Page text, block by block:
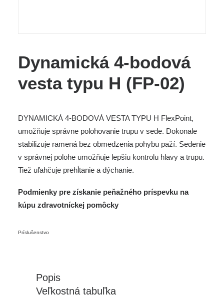
Dynamická 4-bodová
vesta typu H (FP-02)
DYNAMICKÁ 4-BODOVÁ VESTA TYPU H FlexPoint,
umožňuje správne polohovanie trupu v sede. Dokonale
stabilizuje ramená bez obmedzenia pohybu paží. Sedenie
v správnej polohe umožňuje lepšiu kontrolu hlavy a trupu.
Tiež uľahčuje prehĺtanie a dýchanie.
Podmienky pre získanie peňažného príspevku na
kúpu zdravotníckej pomôcky
Príslušenstvo
Popis
Veľkostná tabuľka